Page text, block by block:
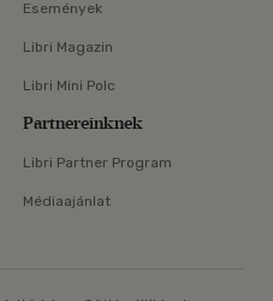
Események
Libri Magazin
Libri Mini Polc
Partnereinknek
Libri Partner Program
Médiaajánlat